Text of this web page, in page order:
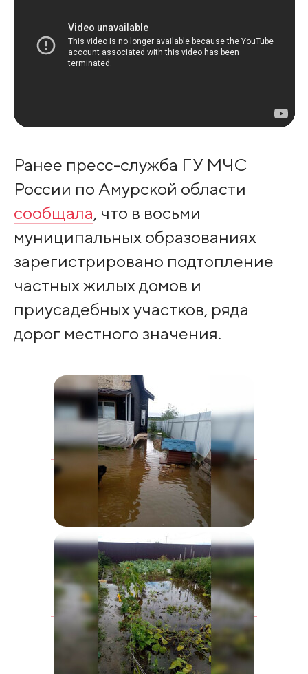
Ранее пресс-служба ГУ МЧС
России по Амурской области
сообщала, что в восьми
муниципальных образованиях
зарегистрировано подтопление
частных жилых домов и
приусадебных участков, ряда
дорог местного значения.